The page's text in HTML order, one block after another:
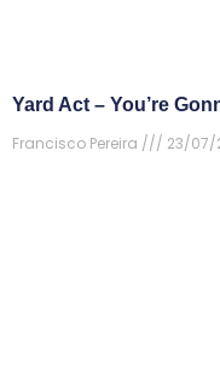
Yard Act – You’re
Francisco Pereira
23/07/